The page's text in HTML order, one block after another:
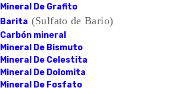
Mineral De Grafito
Barita (Sulfato de Bario)
Carbón mineral
Mineral De Bismuto
Mineral De Celestita
Mineral De Dolomita
Mineral De Fosfato